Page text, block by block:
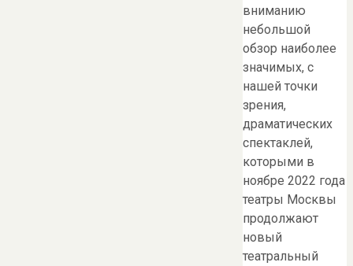
вниманию
небольшой
обзор наиболее
значимых, с
нашей точки
зрения,
драматических
спектаклей,
которыми в
ноябре 2022 года
театры Москвы
продолжают
новый
театральный